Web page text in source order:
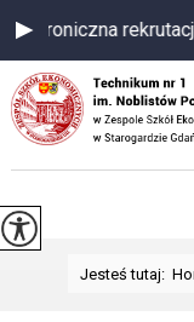
Jesteś tutaj: